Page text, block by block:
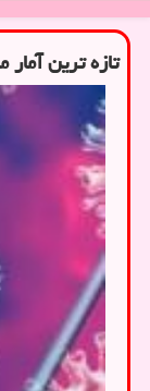
تازه ترین آمار